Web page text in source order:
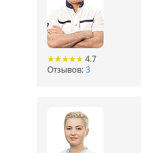
★★★★★
★★★★★ 4.7
Отзывов: 3